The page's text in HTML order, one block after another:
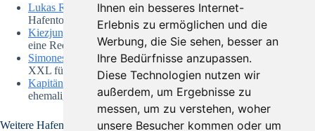
Ihnen ein besseres Internet-
Erlebnis zu ermöglichen und die
Werbung, die Sie sehen, besser an
Ihre Bedürfnisse anzupassen.
Diese Technologien nutzen wir
außerdem, um Ergebnisse zu
messen, um zu verstehen, woher
unsere Besucher kommen oder um
Lukas Rundfahrten– bekannt für besondere
Hafentouren durch den Hamburger Hafen
Kiezjungs
– traditionell, klassisch und immer gut für
eine Reeperbahntour
Simones Rundfahrten– eine Hafenrundfahrt Hamburg
XXL für Abenteurer
Kapitän Prüsse
– waschechte Hamburger Seele und
ehemaliger Seefahrer
Weitere Hafenrundfahrten